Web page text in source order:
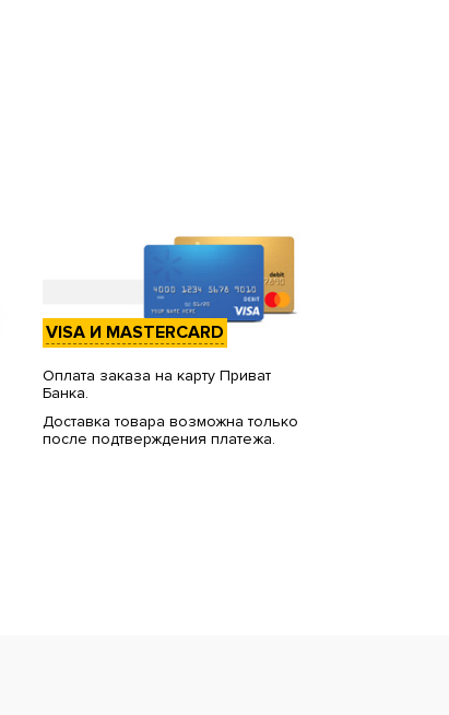
VISA И MASTERCARD
Оплата заказа на карту Приват
Банка.
Доставка товара возможна только
после подтверждения платежа.